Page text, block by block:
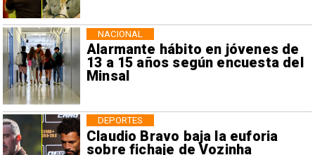
Alarmante hábito en jóvenes de
13 a 15 años según encuesta del
Minsal
NACIONAL
Claudio Bravo baja la euforia
sobre fichaje de Vozinha
DEPORTES